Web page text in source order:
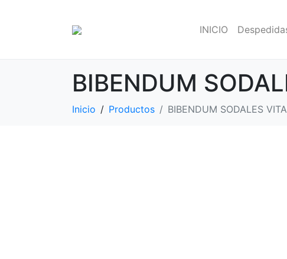
INICIO
BIBENDUM
Inicio Productos BIBENDUM SODALES